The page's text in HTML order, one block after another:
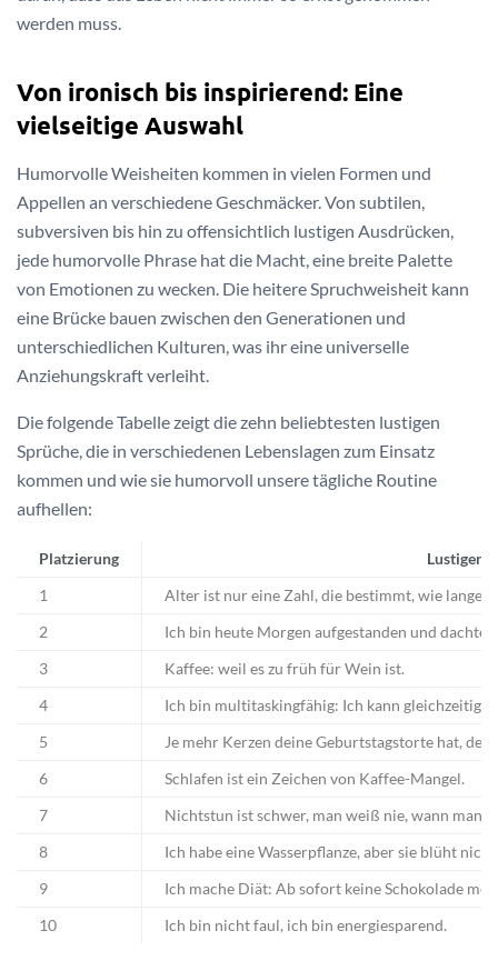
werden muss.
Von ironisch bis inspirierend: Eine
vielseitige Auswahl
Humorvolle Weisheiten kommen in vielen Formen und
Appellen an verschiedene Geschmäcker. Von subtilen,
subversiven bis hin zu offensichtlich lustigen Ausdrücken,
jede humorvolle Phrase hat die Macht, eine breite Palette
von Emotionen zu wecken. Die heitere Spruchweisheit kann
eine Brücke bauen zwischen den Generationen und
unterschiedlichen Kulturen, was ihr eine universelle
Anziehungskraft verleiht.
Die folgende Tabelle zeigt die zehn beliebtesten lustigen
Sprüche, die in verschiedenen Lebenslagen zum Einsatz
kommen und wie sie humorvoll unsere tägliche Routine
aufhellen:
Platzierung Lustiger
1 Alter ist nur eine Zahl, die bestimmt, wie lange
2 Ich bin heute Morgen aufgestanden und
3 Kaffee: weil es zu früh für Wein ist.
4 Ich bin multitaskingfähig: Ich kann gleichzeitig
5 Je mehr Kerzen deine Geburtstagstorte hat,
6 Schlafen ist ein Zeichen von Kaffee-Mangel.
7 Nichtstun ist schwer, man weiß nie, wann man
8 Ich habe eine Wasserpflanze, aber sie blüht
9 Ich mache Diät: Ab sofort keine Schokolade
10 Ich bin nicht faul, ich bin energiesparend.